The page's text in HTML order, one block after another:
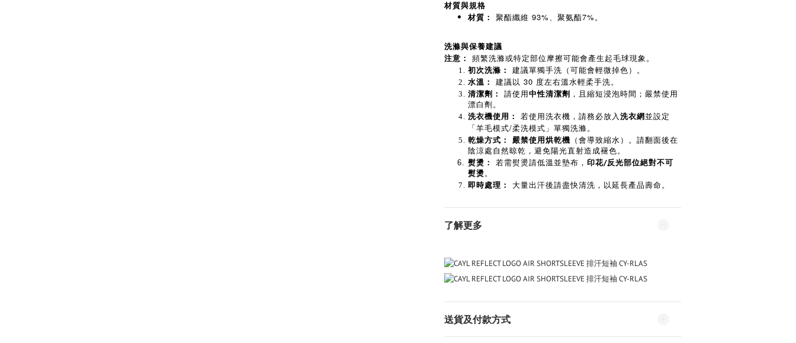
材質與規格
材質：
聚酯纖維 93%、聚氨酯7%。
洗滌與保養建議
注意：
頻繁洗滌或特定部位摩擦可能會產生起毛球現象。
初次洗滌： 建議單獨手洗（可能會輕微掉色）。
水溫： 建議以 30 度左右溫水輕柔手洗。
清潔劑： 請使用 中性清潔劑 ，且縮短浸泡時間；嚴禁使用
漂白劑。
洗衣機使用： 若使用洗衣機，請務必放入 洗衣網並設定
「羊毛模式/柔洗模式」單獨洗滌。
乾燥方式： 嚴禁使用烘乾機 （會導致縮水）。請翻面後在
陰涼處自然晾乾，避免陽光直射造成褪色。
熨燙： 若需熨燙請低溫並墊布， 印花/反光部位絕對不可
熨燙。
即時處理： 大量出汗後請盡快清洗，以延長產品壽命。
了解更多
送貨及付款方式